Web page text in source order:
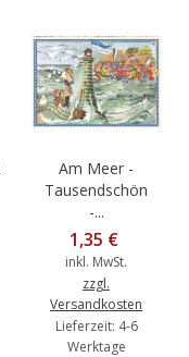
Am Meer -
Tausendschön
-...
1,35 €
inkl. MwSt.
zzgl.
Versandkosten
Lieferzeit: 4-6
Werktage